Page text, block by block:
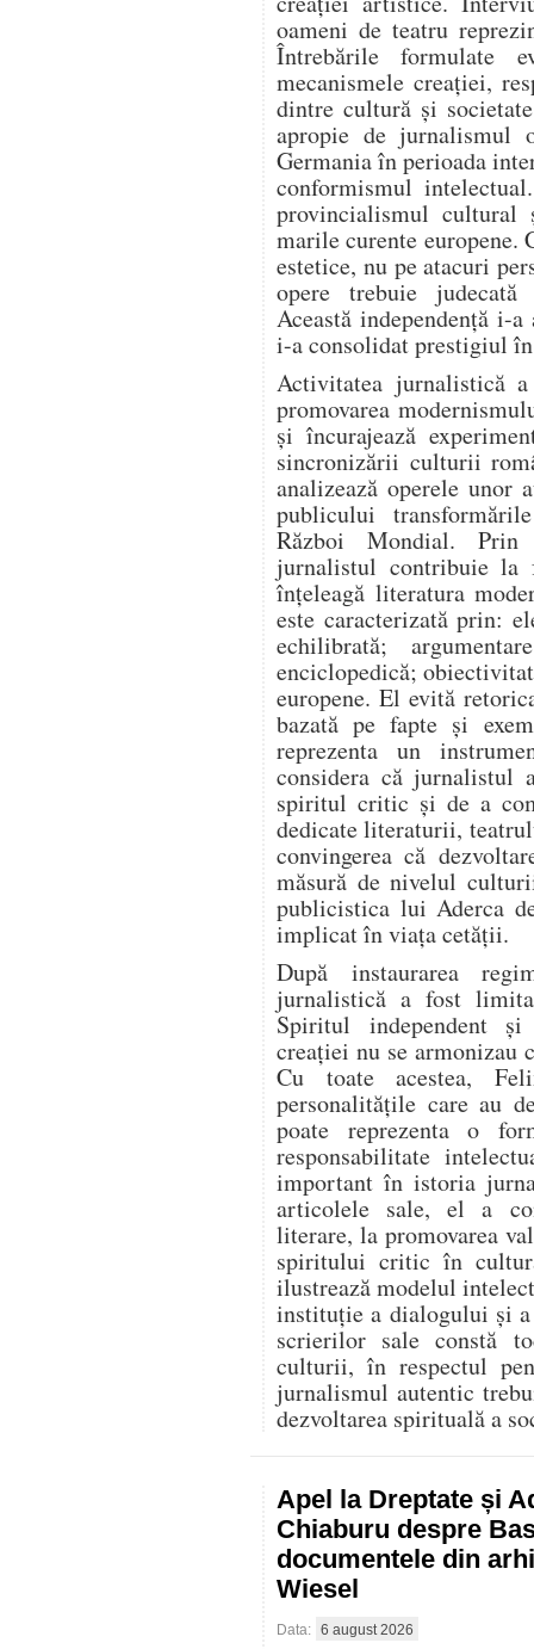
oameni de teatru
Întrebările formulate
mecanismele creației,
dintre cultură și
apropie de jurnalismul
Germania în perioada
conformismul
provincialismul
marile curente europene.
estetice, nu pe atacuri
opere trebuie
Această independență i-
i-a consolidat prestigiul
Activitatea jurnalistică
promovarea
și încurajează
sincronizării culturii
analizează operele unor
publicului
Război Mondial. Prin
jurnalistul contribuie la
înțeleagă literatura
este caracterizată prin:
echilibrată;
enciclopedică;
europene. El evită
bazată pe fapte și
reprezenta un
considera că jurnalistul
spiritul critic și de a
dedicate literaturii,
convingerea că
măsură de nivelul
publicistica lui Aderca
implicat în viața cetății.
După instaurarea
jurnalistică a fost
Spiritul independent
creației nu se armonizau
Cu toate acestea,
personalitățile care au
poate reprezenta o
responsabilitate
important în istoria
articolele sale, el a
literare, la promovarea
spiritului critic în
ilustrează modelul
instituție a dialogului și
scrierilor sale constă
culturii, în respectul
jurnalismul autentic
dezvoltarea spirituală a
Apel la Dreptate și
Chiaburu despre
documentele din
Wiesel
Data: 6 august 2026